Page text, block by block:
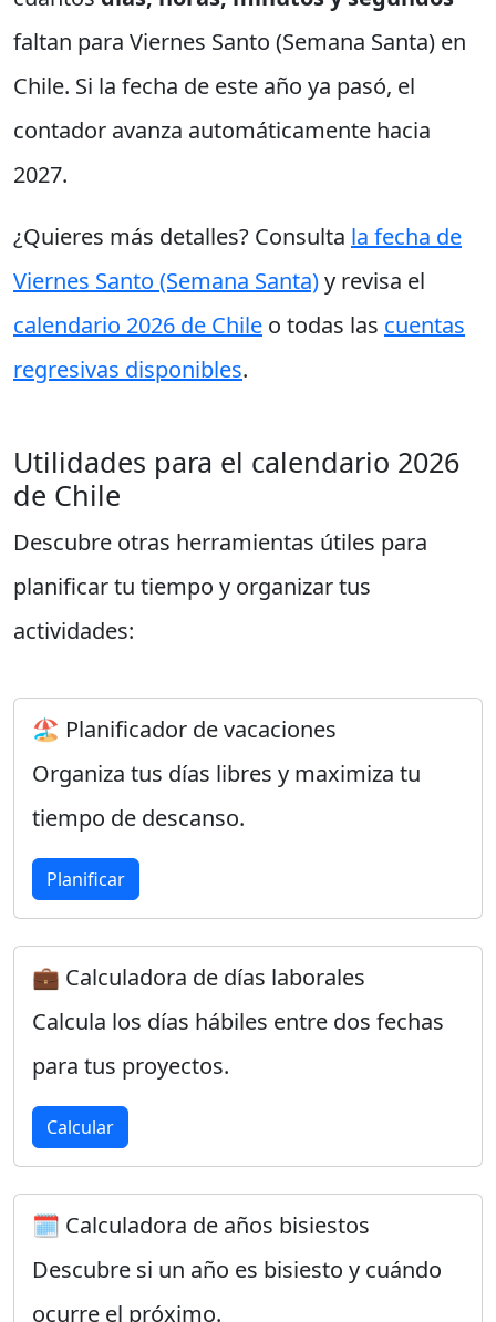
faltan para Viernes Santo (Semana Santa) en
Chile. Si la fecha de este año ya pasó, el
contador avanza automáticamente hacia
2027.
¿Quieres más detalles? Consulta la fecha de
Viernes Santo (Semana Santa)y revisa el
calendario 2026 de Chile o todas las cuentas
regresivas disponibles.
Utilidades para el calendario 2026
de Chile
Descubre otras herramientas útiles para
planificar tu tiempo y organizar tus
actividades:
🏖️ Planificador de vacaciones
Organiza tus días libres y maximiza tu
tiempo de descanso.
Planificar
💼 Calculadora de días laborales
Calcula los días hábiles entre dos fechas
para tus proyectos.
Calcular
🗓️ Calculadora de años bisiestos
Descubre si un año es bisiesto y cuándo
ocurre el próximo.